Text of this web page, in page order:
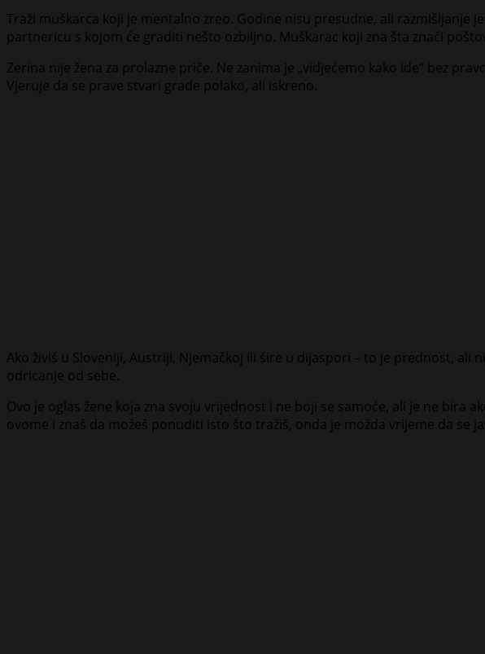
Traži muškarca koji je mentalno zreo. Godine nisu presudne, ali razmišljanje
partnericu s kojom će graditi nešto ozbiljno. Muškarac koji zna šta znači
Zerina nije žena za prolazne priče. Ne zanima je „vidjećemo kako ide“ bez
Vjeruje da se prave stvari grade polako, ali iskreno.
Ako živiš u Sloveniji, Austriji, Njemačkoj ili šire u dijaspori – to je prednost,
odricanje od sebe.
Ovo je oglas žene koja zna svoju vrijednost i ne boji se samoće, ali je ne
ovome i znaš da možeš ponuditi isto što tražiš, onda je možda vrijeme da se